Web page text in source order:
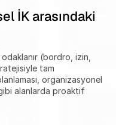
İK arasındaki
(bordro, izin,
tam
organizasyonel
gibi alanlarda proaktif